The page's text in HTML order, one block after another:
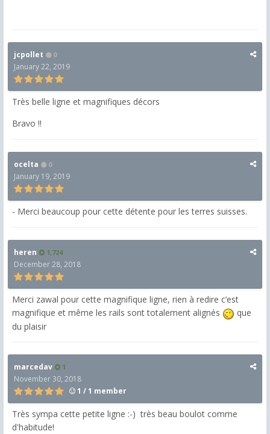
jcpollet 0
January 22, 2019
Très belle ligne et magnifiques décors
Bravo !!
ocelta 0
January 19, 2019
- Merci beaucoup pour cette détente pour les terres suisses.
heren 1,724
December 28, 2018
Merci zawal pour cette magnifique ligne, rien à redire c’est
magnifique et même les rails sont totalement alignés
que
du plaisir
marcedav 1
November 30, 2018
1 / 1 member
Très sympa cette petite ligne :-) très beau boulot comme
d'habitude!